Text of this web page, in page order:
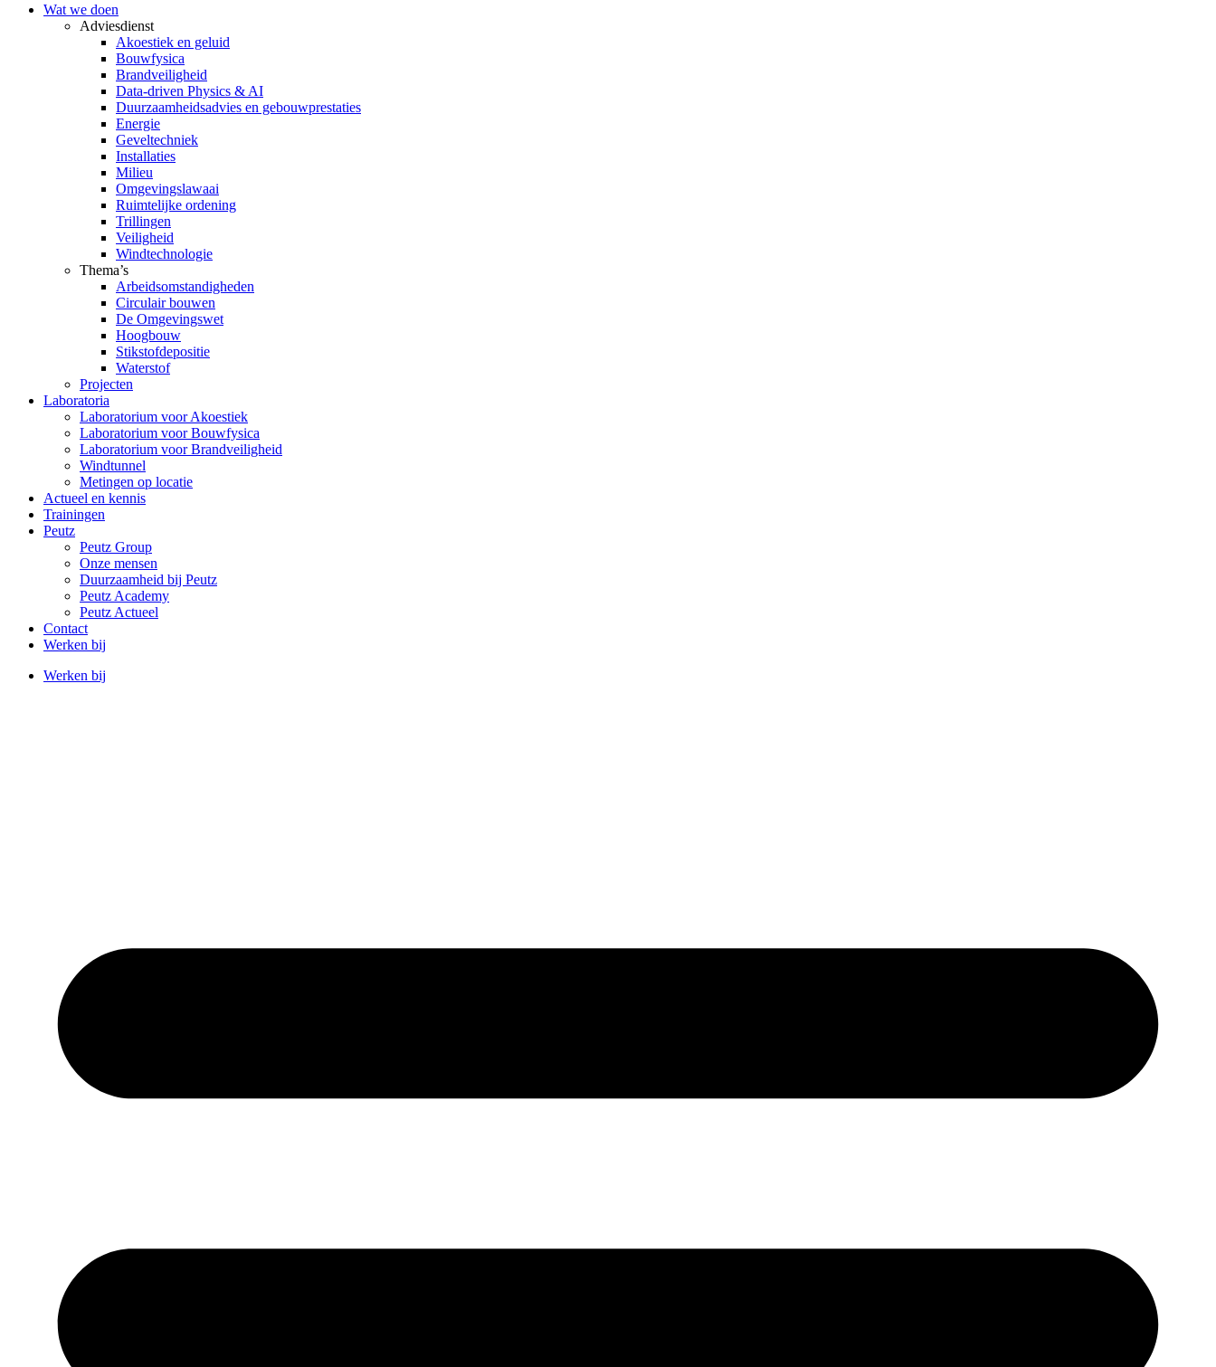
Wat we doen
Adviesdienst
Akoestiek en geluid
Bouwfysica
Brandveiligheid
Data-driven Physics & AI
Duurzaamheidsadvies en gebouwprestaties
Energie
Geveltechniek
Installaties
Milieu
Omgevingslawaai
Ruimtelijke ordening
Trillingen
Veiligheid
Windtechnologie
Thema’s
Arbeidsomstandigheden
Circulair bouwen
De Omgevingswet
Hoogbouw
Stikstofdepositie
Waterstof
Projecten
Laboratoria
Laboratorium voor Akoestiek
Laboratorium voor Bouwfysica
Laboratorium voor Brandveiligheid
Windtunnel
Metingen op locatie
Actueel en kennis
Trainingen
Peutz
Peutz Group
Onze mensen
Duurzaamheid bij Peutz
Peutz Academy
Peutz Actueel
Contact
Werken bij
Werken bij